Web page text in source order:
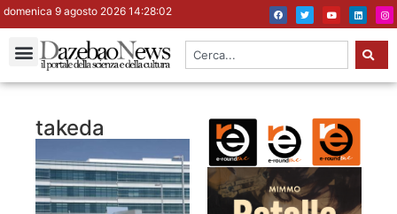
domenica 9 agosto 2026 14:28:02
takeda